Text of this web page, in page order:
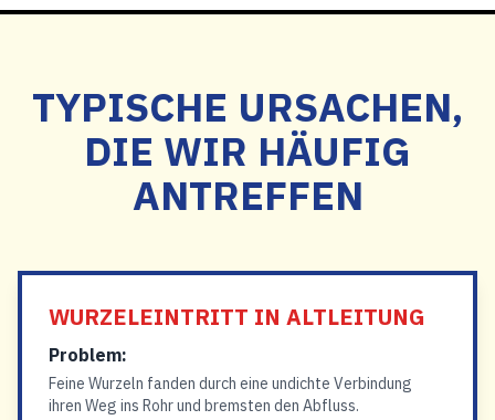
TYPISCHE URSACHEN,
DIE WIR HÄUFIG
ANTREFFEN
WURZELEINTRITT IN ALTLEITUNG
Problem:
Feine Wurzeln fanden durch eine undichte Verbindung
ihren Weg ins Rohr und bremsten den Abfluss.